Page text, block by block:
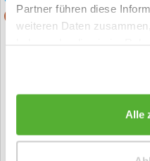
Partner führen diese
weiteren Daten
Alle
Sondermaß möglich